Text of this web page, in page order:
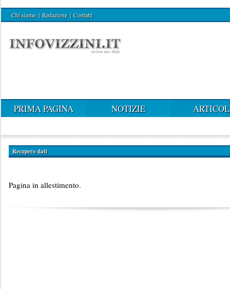
Chi siamo | Redazione | Contatti
PRIMA PAGINA NOTIZIE
Recupero dati
Pagina in allestimento.